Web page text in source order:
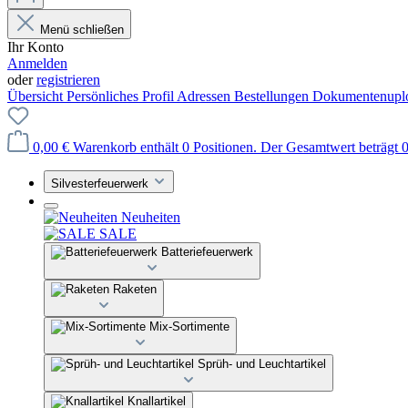
Menü schließen
Ihr Konto
Anmelden
oderregistrieren
Übersicht Persönliches Profil Adressen Bestellungen
0,00 € Warenkorb enthält 0 Positionen. Der Gesamtwert beträgt
Silvesterfeuerwerk
Neuheiten
SALE
Batteriefeuerwerk
Raketen
Mix-Sortimente
Sprüh- und Leuchtartikel
Knallartikel